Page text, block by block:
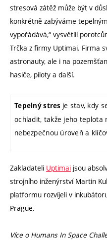
stresová zátěž může být v
konkrétně zabýváme
vypořádává,“ vysvětlil
Trčka z firmy Uptimai. Firma
astronauty, ale i na
hasiče, piloty a další.
Tepelný stres je stav, kdy
ochladit, takže jeho teplota
nebezpečnou úroveň a
Zakladateli Uptimai jsou
strojního inženýrství Martin
platformu rozvíjeli v
Prague.
Více o Humans In Space